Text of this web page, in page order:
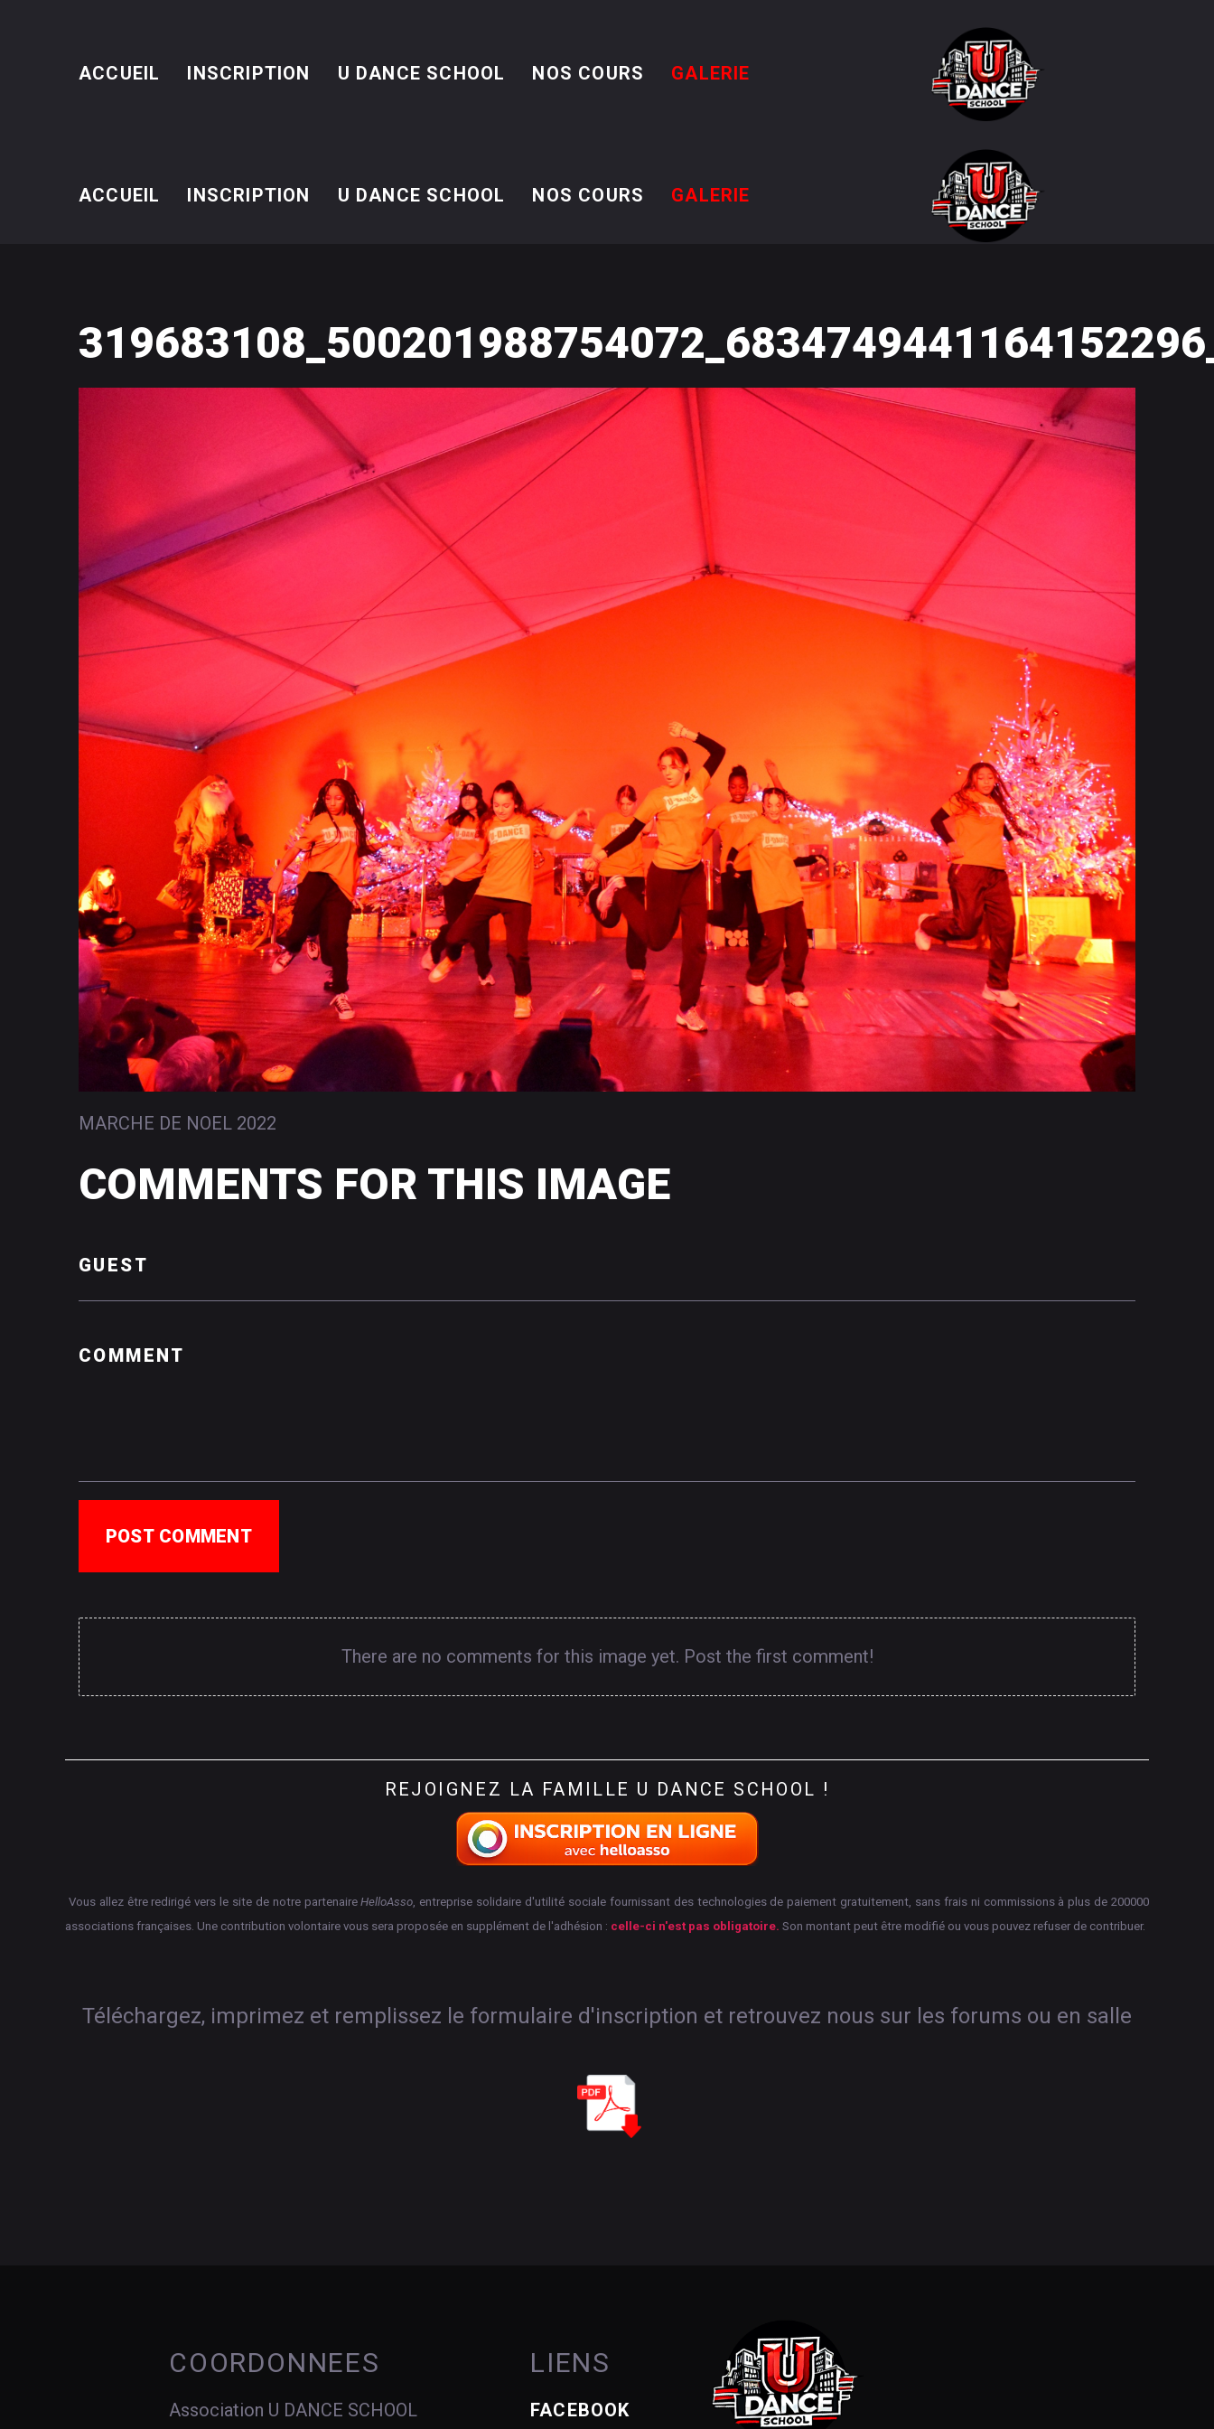
ACCUEIL INSCRIPTION U DANCE SCHOOL NOS COURS GALERIE
ACCUEIL INSCRIPTION U DANCE SCHOOL NOS COURS GALERIE
MARCHE DE NOEL 2022
COMMENTS FOR THIS IMAGE
POST COMMENT
There are no comments for this image yet. Post the first comment!
REJOIGNEZ LA FAMILLE U DANCE SCHOOL !
Vous allez être redirigé vers le site de notre partenaireHelloAsso, entreprise solidaire d'utilité sociale fournissant des technologies de paiement gratuitement, sans frais ni commissions à plus de 200000
associations françaises. Une contribution volontaire vous sera proposée en supplément de l'adhésion : celle-ci n'est pas obligatoire. Son montant peut être modifié ou vous pouvez refuser de contribuer.
Téléchargez, imprimez et remplissez le formulaire d'inscription et retrouvez nous sur les forums ou en salle
COORDONNEES
Association U DANCE SCHOOL
LIENS
FACEBOOK